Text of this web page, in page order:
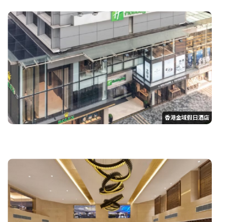
香港金域假日酒店